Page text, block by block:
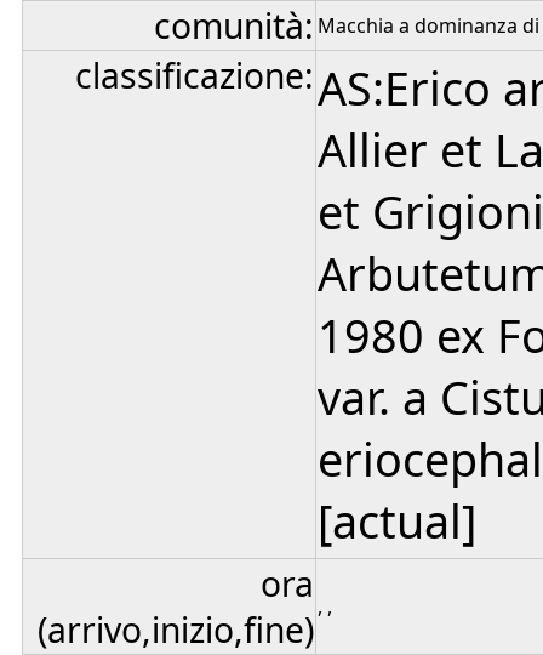
comunità: Macchia a dominanza
classificazione:AS:Erico
Allier et
et
1980 ex
var. a
[actual]
ora
(arrivo,inizio,fine), ,